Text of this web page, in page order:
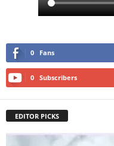
0 Fans
0 Subscribers
EDITOR PICKS